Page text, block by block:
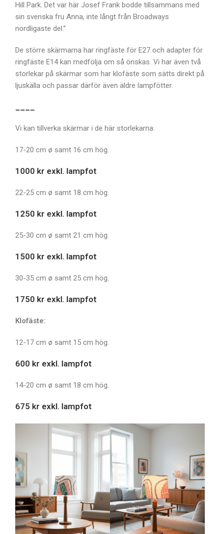
Hill Park. Det var här Josef Frank bodde tillsammans med
sin svenska fru Anna, inte långt från Broadways
nordligaste del.”
De större skärmarna har ringfäste för E27 och adapter för
ringfäste E14 kan medfölja om så önskas. Vi har även två
storlekar på skärmar som har klofäste som sätts direkt på
ljuskälla och passar därför även äldre lampfötter.
Vi kan tillverka skärmar i de här storlekarna:
17-20 cm ø samt 16 cm hög.
1000 kr exkl. lampfot
22-25 cm ø samt 18 cm hög.
1250 kr exkl. lampfot
25-30 cm ø samt 21 cm hög.
1500 kr exkl. lampfot
30-35 cm ø samt 25 cm hög.
1750 kr exkl. lampfot
Klofäste:
12-17 cm ø samt 15 cm hög.
600 kr exkl. lampfot
14-20 cm ø samt 18 cm hög.
675 kr exkl. lampfot